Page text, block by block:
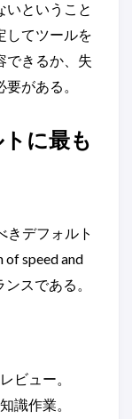
いということ
してツールを
できるか、失
がある。
に最も
きデフォルト
speed and
スである。
ビュー。
識作業。